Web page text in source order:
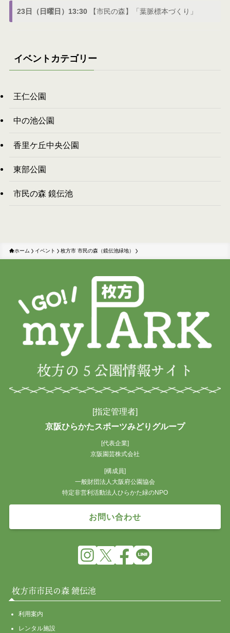
23日（日曜日）13:30 【市民の森】「葉脈標本づくり」
イベントカテゴリー
王仁公園
中の池公園
香里ケ丘中央公園
東部公園
市民の森 鏡伝池
ホーム イベント 枚方市 市民の森（鏡伝池緑地）
[指定管理者]
京阪ひらかたスポーツみどりグループ
[代表企業]
京阪園芸株式会社
[構成員]
一般財団法人大阪府公園協会
特定非営利活動法人ひらかた緑のNPO
お問い合わせ
枚方市市民の森 鏡伝池
利用案内
レンタル施設